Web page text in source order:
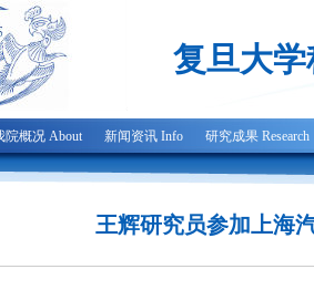
复旦大
院概况 About 新闻资讯 Info 研究成果 Research
王辉研究员参加上海